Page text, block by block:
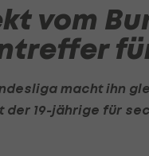
vom
macht ihn
der 19-jährige für